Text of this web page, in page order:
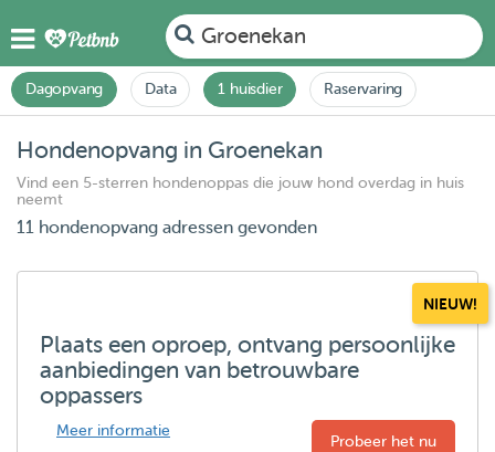
Groenekan
Dagopvang Data 1 huisdier Raservaring
Hondenopvang in Groenekan
Vind een 5-sterren hondenoppas die jouw hond overdag in huis
neemt
11 hondenopvang adressen gevonden
NIEUW!
Plaats een oproep, ontvang persoonlijke
aanbiedingen van betrouwbare
oppassers
Meer informatie
Probeer het nu